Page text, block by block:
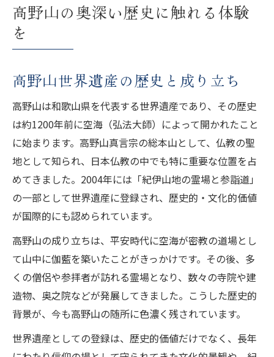
高野山の奥深い歴史に触れる体験
を
高野山世界遺産の歴史と成り立ち
高野山は和歌山県を代表する世界遺産であり、その歴史
は約1200年前に空海（弘法大師）によって開かれたこと
に始まります。高野山真言宗の総本山として、仏教の聖
地として知られ、日本仏教の中でも特に重要な位置を占
めてきました。2004年には「紀伊山地の霊場と参詣道」
の一部として世界遺産に登録され、歴史的・文化的価値
が国際的にも認められています。
高野山の成り立ちは、平安時代に空海が密教の道場とし
て山中に伽藍を築いたことがきっかけです。その後、多
くの僧侶や参拝者が訪れる霊場となり、数々の寺院や建
造物、奥之院などが発展してきました。こうした歴史的
背景が、今も高野山の随所に色濃く残されています。
世界遺産としての登録は、歴史的価値だけでなく、長年